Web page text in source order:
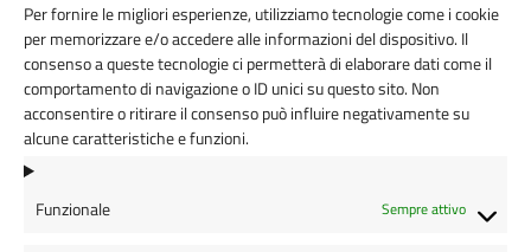
Per fornire le migliori esperienze, utilizziamo tecnologie come i cookie
per memorizzare e/o accedere alle informazioni del dispositivo. Il
consenso a queste tecnologie ci permetterà di elaborare dati come il
comportamento di navigazione o ID unici su questo sito. Non
acconsentire o ritirare il consenso può influire negativamente su
alcune caratteristiche e funzioni.
Funzionale Sempre attivo
C.F.
90029810026
Cod. Univoco
UFAWXD